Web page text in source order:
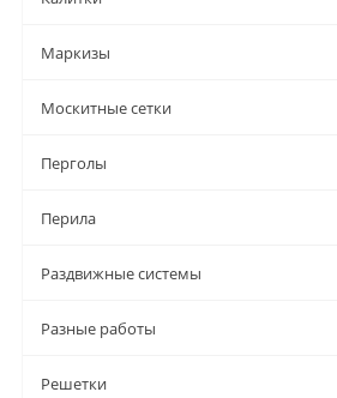
Маркизы
Москитные сетки
Перголы
Перила
Раздвижные системы
Разные работы
Решетки